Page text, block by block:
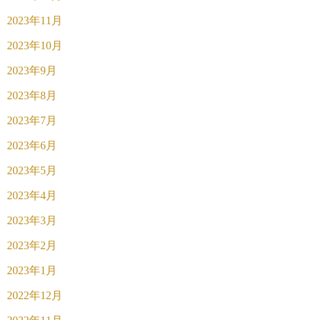
2023年11月
2023年10月
2023年9月
2023年8月
2023年7月
2023年6月
2023年5月
2023年4月
2023年3月
2023年2月
2023年1月
2022年12月